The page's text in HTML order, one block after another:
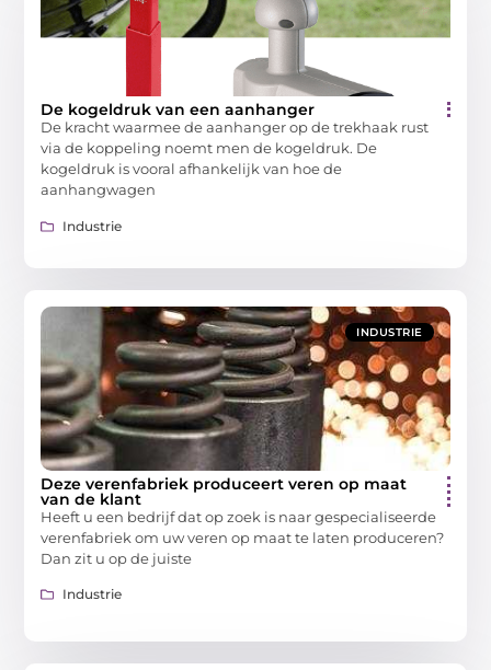
De kogeldruk van een aanhanger
De kracht waarmee de aanhanger op de trekhaak rust
via de koppeling noemt men de kogeldruk. De
kogeldruk is vooral afhankelijk van hoe de
aanhangwagen
Industrie
INDUSTRIE
Deze verenfabriek produceert veren op maat
van de klant
Heeft u een bedrijf dat op zoek is naar gespecialiseerde
verenfabriek om uw veren op maat te laten produceren?
Dan zit u op de juiste
Industrie